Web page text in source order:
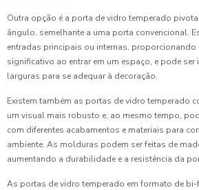
Outra opção é a porta de vidro temperado
ângulo, semelhante a uma porta convencional.
entradas principais ou internas,
significativo ao entrar em um espaço, e pode
larguras para se adequar à decoração.
Existem também as portas de vidro temperado
um visual mais robusto e, ao mesmo tempo,
com diferentes acabamentos e materiais para
ambiente. As molduras podem ser feitas de
aumentando a durabilidade e a resistência da
As portas de vidro temperado em formato de